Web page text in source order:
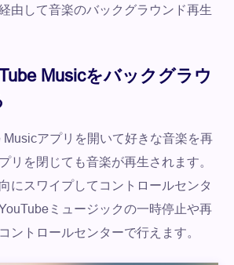
由して音楽のバックグラウンド再生
Musicをバックグラウ
アプリを開いて好きな音楽を再
リを閉じても音楽が再生されます。
にスワイプしてコントロールセンタ
ミュージックの一時停止や再
ントロールセンターで行えます。